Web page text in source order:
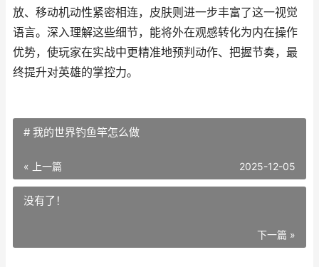
放、移动机动性紧密相连，皮肤则进一步丰富了这一视觉
语言。深入理解这些细节，能将外在观感转化为内在操作
优势，使玩家在实战中更精准地预判动作、把握节奏，最
终提升对英雄的掌控力。
# 我的世界钓鱼竿怎么做
« 上一篇 2025-12-05
没有了！
下一篇 »